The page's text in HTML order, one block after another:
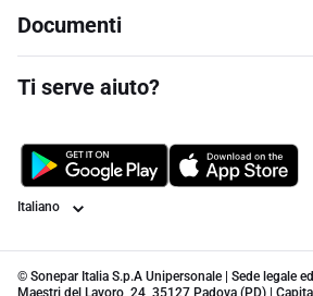
Documenti
Ti serve aiuto?
Lingua
© Sonepar Italia S.p.A Unipersonale | Sede legale
Maestri del Lavoro, 24, 35127 Padova (PD) |